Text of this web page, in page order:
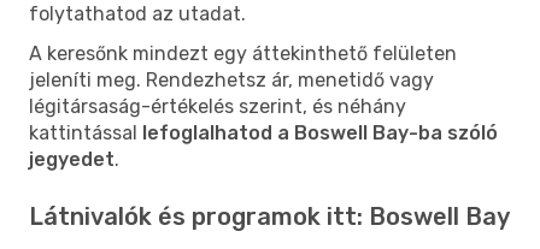
folytathatod az utadat.
A keresőnk mindezt egy áttekinthető felületen
jeleníti meg. Rendezhetsz ár, menetidő vagy
légitársaság-értékelés szerint, és néhány
kattintással lefoglalhatod a Boswell Bay-ba szóló
jegyedet.
Látnivalók és programok itt: Boswell Bay